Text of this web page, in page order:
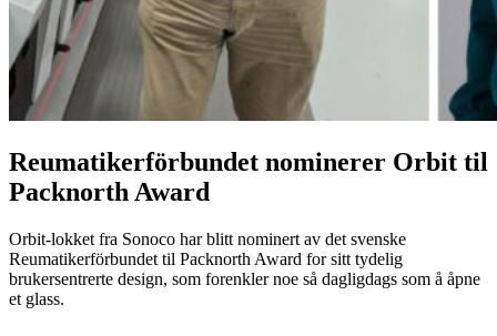
Reumatikerförbundet nominerer Orbit til
Packnorth Award
Orbit-lokket fra Sonoco har blitt nominert av det svenske
Reumatikerförbundet til Packnorth Award for sitt tydelig
brukersentrerte design, som forenkler noe så dagligdags som å åpne
et glass.